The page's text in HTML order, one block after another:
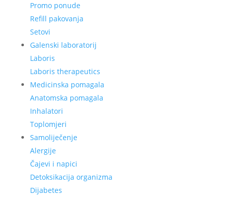
Promo ponude
Refill pakovanja
Setovi
Galenski laboratorij
Laboris
Laboris therapeutics
Medicinska pomagala
Anatomska pomagala
Inhalatori
Toplomjeri
Samoliječenje
Alergije
Čajevi i napici
Detoksikacija organizma
Dijabetes